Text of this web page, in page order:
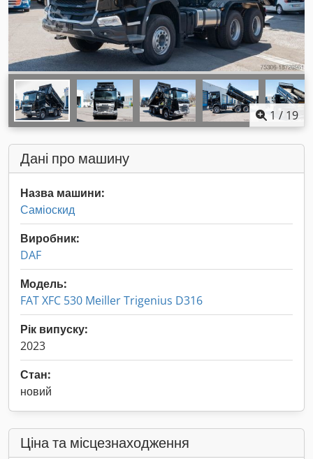
1 / 19
Дані про машину
Назва машини:
Саміоскид
Виробник:
DAF
Модель:
FAT XFC 530 Meiller Trigenius D316
Рік випуску:
2023
Стан:
новий
Ціна та місцезнаходження